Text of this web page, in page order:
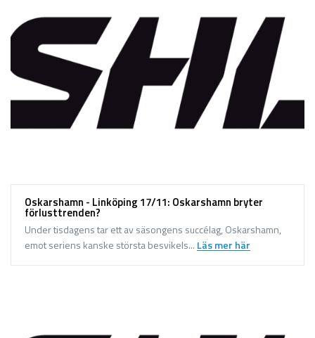
Oskarshamn - Linköping 17/11: Oskarshamn bryter
förlusttrenden?
Under tisdagens tar ett av säsongens succélag, Oskarshamn,
emot seriens kanske största besvikels... Läs mer här